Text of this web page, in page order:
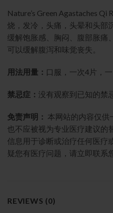
Nature’s Green Agastaches
烧，发冷，头痛，头晕和头部
缓解饱胀感、胸闷、腹部胀痛
可以缓解腹泻和味觉丧失。
用法用量： 口服，一次4片，一
禁忌症： 没有观察到已知的禁
免责声明： 本网站的内容仅供
也不应被视为专业医疗建议的
信息用于诊断或治疗任何医疗
疑您有医疗问题，请立即联系
REVIEWS (0)